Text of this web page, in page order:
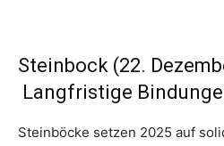
Steinbock (22.
Langfristige
Steinböcke setzen 2025 auf